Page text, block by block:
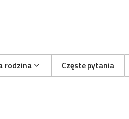
rodzina Częste pytania